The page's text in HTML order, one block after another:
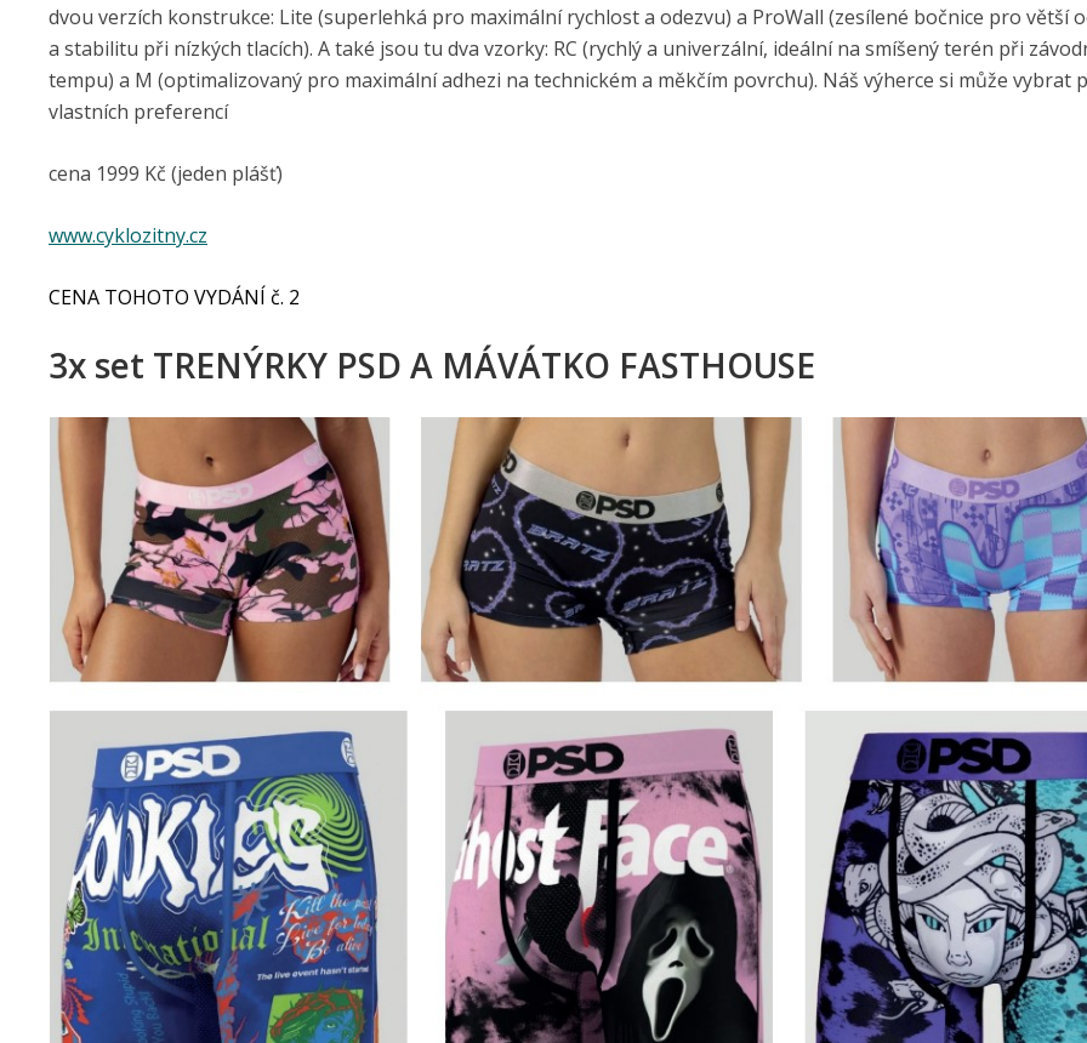
dvou verzích konstrukce: Lite (superlehká pro maximální rychlost a odezvu) a ProWall (zesílené bočnice pro větší
a stabilitu při nízkých tlacích). A také jsou tu dva vzorky: RC (rychlý a univerzální, ideální na smíšený terén při
tempu) a M (optimalizovaný pro maximální adhezi na technickém a měkčím povrchu). Náš výherce si může vybrat
vlastních preferencí
cena 1999 Kč (jeden plášť)
www.cyklozitny.cz
CENA TOHOTO VYDÁNÍ č. 2
3x set TRENÝRKY PSD A MÁVÁTKO FASTHOUSE